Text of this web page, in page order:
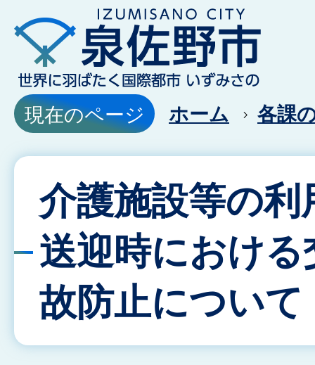
現在のページ ホーム 各課
介護施設等の利
送迎時における
故防止について